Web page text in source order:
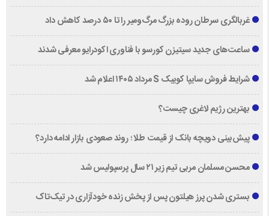
غربالگری سرطان روده بزرگ مرگ‌ومیر را تا ۵۰ درصد کاهش داد
ساعت‌های جدید سیتیزن کورسو با فناوری اکودرایو معرفی شدند
شرایط فروش سایپا کوییک S مرداد ۱۴۰۵ اعلام شد
بهترین رژیم لاغری چیست؟
پیش‌بینی دویچه‌ بانک از قیمت طلا ؛ روند صعودی بازار ادامه دارد؟
محسن مسلمان مربی تیم زیر ۲۱ سال پرسپولیس شد
بستری شدن پرز هیلتون پس از پخش زنده خودآزاری در تیک‌تاک